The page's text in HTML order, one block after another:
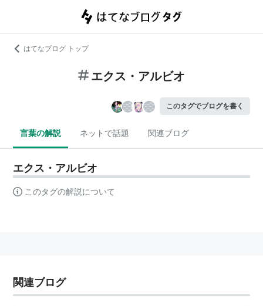
はてなブログ トップ
エクス・アルビオ
このタグでブログを書く
言葉の解説 ネットで話題 関連ブログ
エクス・アルビオ
このタグの解説について
関連ブログ